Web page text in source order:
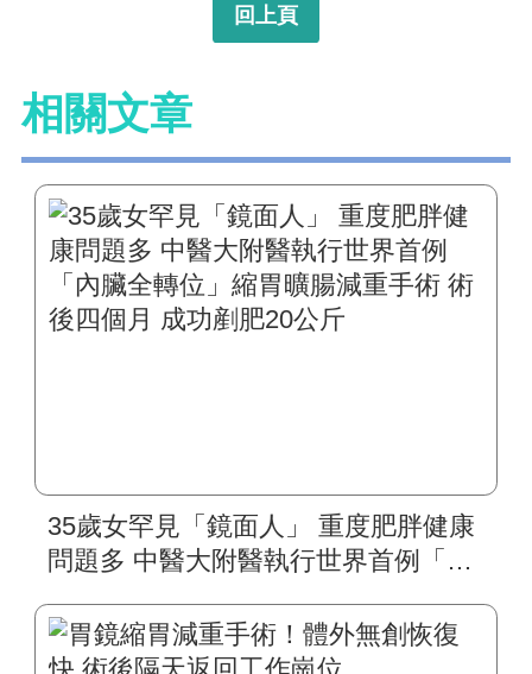
回上頁
相關文章
35歲女罕見「鏡面人」 重度肥胖健康
問題多 中醫大附醫執行世界首例「內
個月 成功剷肥20公斤